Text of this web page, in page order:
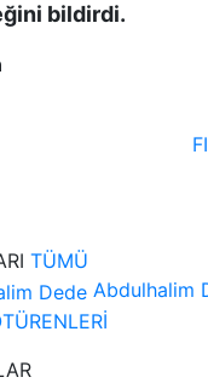
bildirdi.
TÜMÜ
Abdulhalim